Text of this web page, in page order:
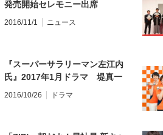
発売開始セレモニー出席
2016/11/1 ニュース
『スーパーサラリーマン左江内
氏』2017年1月ドラマ 堤真一
がサエない中年スーパーマン
に!! 鬼嫁には小泉今日子！
2016/10/26 ドラマ